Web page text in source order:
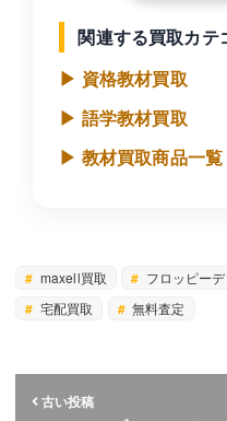
関連する買取カテ
▶ 資格教材買取
▶ 語学教材買取
▶ 教材買取商品一覧
maxell買取 フロッピー
宅配買取
無料査定
古い投稿